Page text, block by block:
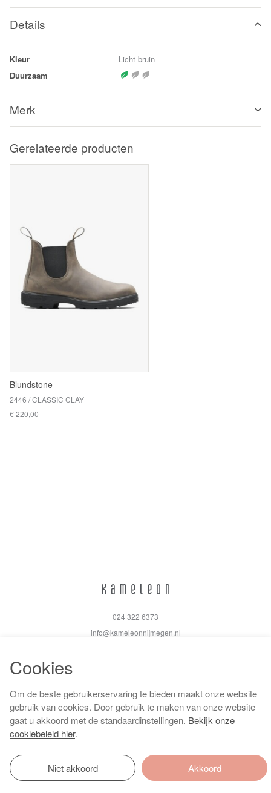
Details
Kleur
Licht bruin
Duurzaam
Merk
Gerelateerde producten
Blundstone
2446 / CLASSIC CLAY
€ 220,00
024 322 6373
info@kameleonnijmegen.nl
Algemene voorwaarden
Privacy policy
Cookiebeleid
Cookies
Om de beste gebruikerservaring te bieden maakt onze website
gebruik van cookies. Door gebruik te maken van onze website
gaat u akkoord met de standaardinstellingen. Bekijk onze
cookiebeleid hier.